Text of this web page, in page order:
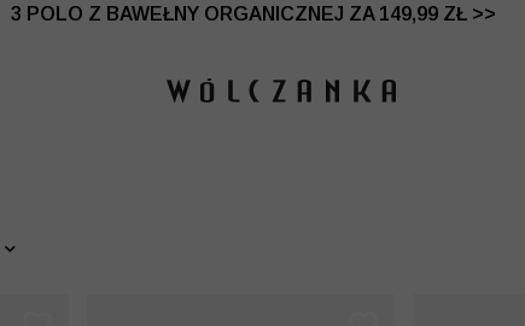
3 POLO Z BAWEŁNY ORGANICZNEJ ZA 149,99 ZŁ >>
DO -50% | DODATKOWE -30% NA DRUGI I TRZECI